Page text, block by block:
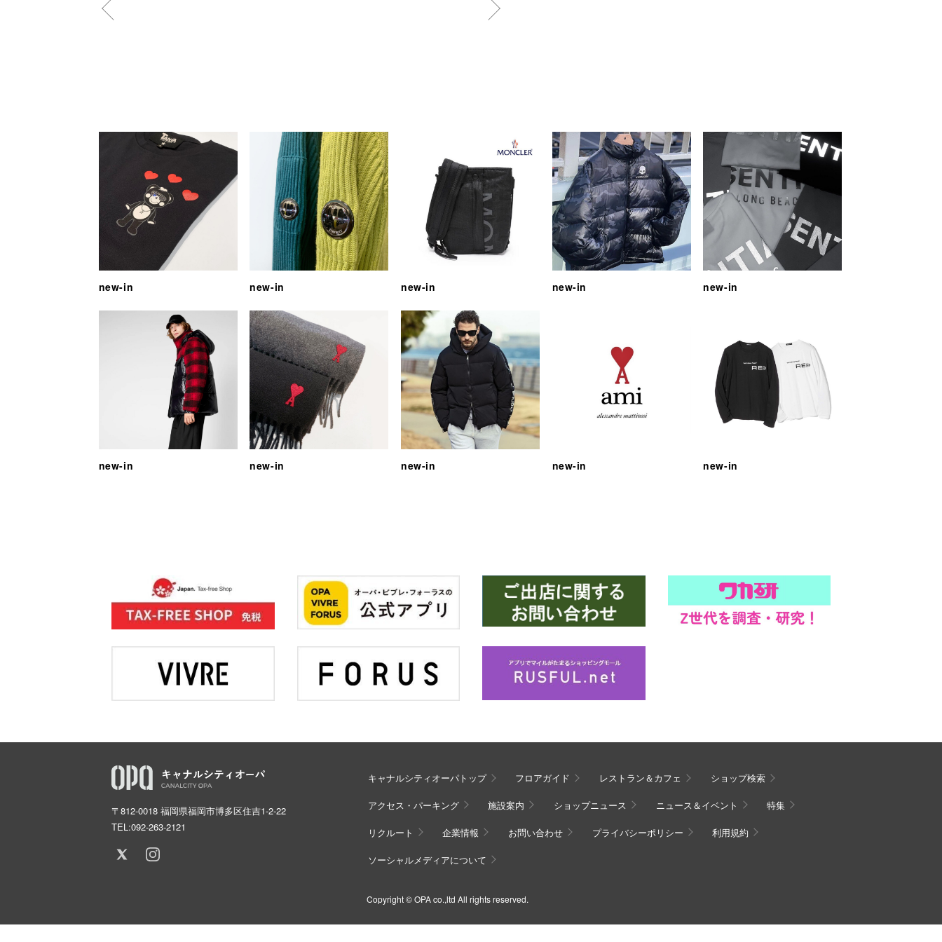
new-in new-in new-in new-in new-in
new-in new-in new-in new-in new-in
〒812-0018 福岡県福岡市博多区住吉1-2-22
TEL:092-263-2121
キャナルシティオーパトップ フロアガイド レストラン＆カフェ ショップ検索
アクセス・パーキング 施設案内 ショップニュース ニュース＆イベント 特集
リクルート 企業情報 お問い合わせ プライバシーポリシー 利用規約
ソーシャルメディアについて
Copyright © OPA co.,ltd All rights reserved.